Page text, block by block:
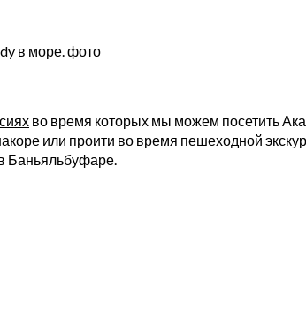
во время которых мы можем посетить
или проити во время пешеходной
Баньяльбуфаре.